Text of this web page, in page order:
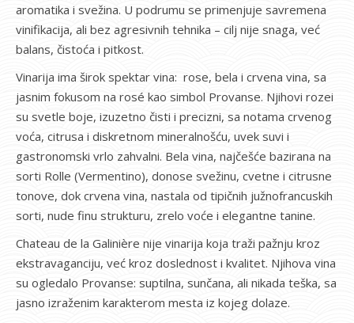
aromatika i svežina. U podrumu se primenjuje savremena
vinifikacija, ali bez agresivnih tehnika – cilj nije snaga, već
balans, čistoća i pitkost.
Vinarija ima širok spektar vina: rose, bela i crvena vina, sa
jasnim fokusom na rosé kao simbol Provanse. Njihovi rozei
su svetle boje, izuzetno čisti i precizni, sa notama crvenog
voća, citrusa i diskretnom mineralnošću, uvek suvi i
gastronomski vrlo zahvalni. Bela vina, najčešće bazirana na
sorti Rolle (Vermentino), donose svežinu, cvetne i citrusne
tonove, dok crvena vina, nastala od tipičnih južnofrancuskih
sorti, nude finu strukturu, zrelo voće i elegantne tanine.
Chateau de la Galinière nije vinarija koja traži pažnju kroz
ekstravaganciju, već kroz doslednost i kvalitet. Njihova vina
su ogledalo Provanse: suptilna, sunčana, ali nikada teška, sa
jasno izraženim karakterom mesta iz kojeg dolaze.